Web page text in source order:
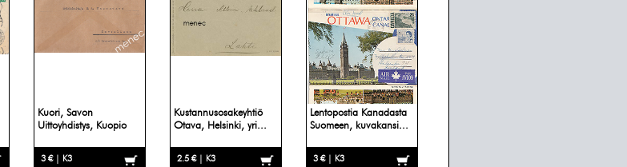
Kuori, Savon
Uittoyhdistys, Kuopio
3 € | K3
Kustannusosakeyhtiö
Otava, Helsinki, yri...
2.5 € | K3
Lentopostia Kanadasta
Suomeen, kuvakansi...
3 € | K3